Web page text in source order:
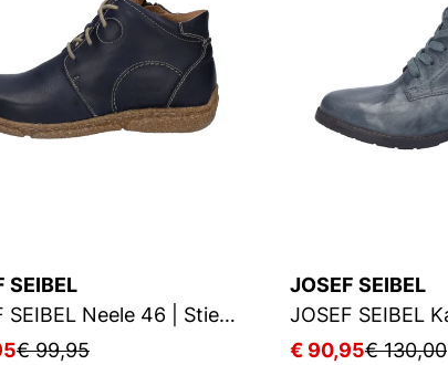
SEIBEL
JOSEF SEIBEL Neele 46 | Stiefelette für Damen | Blau
€ 99,95
JOSEF SEIBEL
€ 90,95€ 130,00